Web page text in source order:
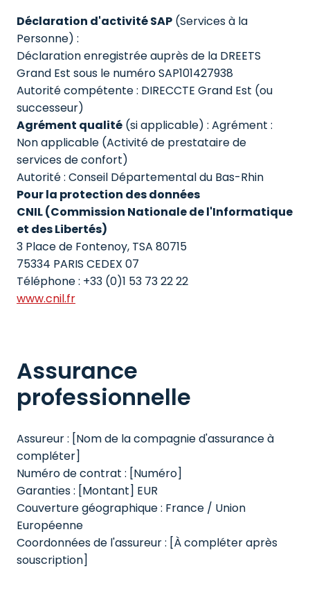
Déclaration d'activité SAP (Services à la
Personne) :
Déclaration enregistrée auprès de la DREETS
Grand Est sous le numéro SAP101427938
Autorité compétente : DIRECCTE Grand Est (ou
successeur)
Agrément qualité (si applicable) : Agrément :
Non applicable (Activité de prestataire de
services de confort)
Autorité : Conseil Départemental du Bas-Rhin
Pour la protection des données
CNIL (Commission Nationale de l'Informatique
et des Libertés)
3 Place de Fontenoy, TSA 80715
75334 PARIS CEDEX 07
www.cnil.fr
Assurance
professionnelle
Assureur : [Nom de la compagnie d'assurance à
compléter]
Numéro de contrat : [Numéro]
Garanties : [Montant] EUR
Couverture géographique : France / Union
Européenne
Coordonnées de l'assureur : [À compléter après
souscription]